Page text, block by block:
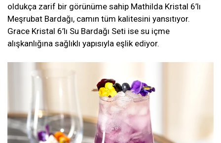
oldukça zarif bir görünüme sahip Mathilda Kristal 6’lı
Meşrubat Bardağı, camın tüm kalitesini yansıtıyor.
Grace Kristal 6’lı Su Bardağı Seti ise su içme
alışkanlığına sağlıklı yapısıyla eşlik ediyor.